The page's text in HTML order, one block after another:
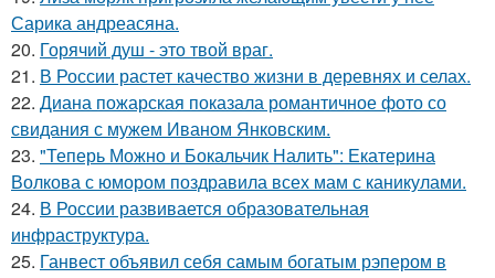
Сарика андреасяна.
20. Горячий душ - это твой враг.
21. В России растет качество жизни в деревнях и селах.
22. Диана пожарская показала романтичное фото со
свидания с мужем Иваном Янковским.
23. "Теперь Можно и Бокальчик Налить": Екатерина
Волкова с юмором поздравила всех мам с каникулами.
24. В России развивается образовательная
инфраструктура.
25. Ганвест объявил себя самым богатым рэпером в